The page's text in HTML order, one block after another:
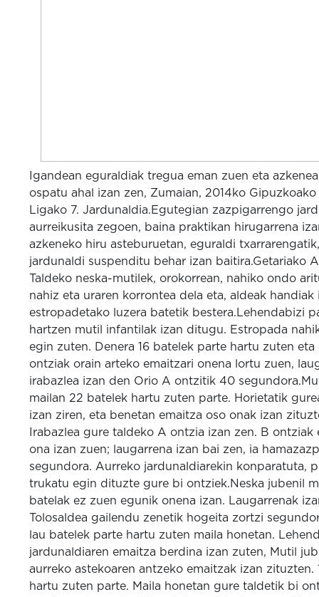
Igandean eguraldiak tregua eman zuen eta
ospatu ahal izan zen, Zumaian, 2014ko Gipuzkoako
Ligako 7. Jardunaldia.Egutegian zazpigarrengo
aurreikusita zegoen, baina praktikan hirugarrena
azkeneko hiru asteburuetan, eguraldi
jardunaldi suspenditu behar izan baitira.Getariako
Taldeko neska-mutilek, orokorrean, nahiko ondo
nahiz eta uraren korrontea dela eta, aldeak handiak
estropadetako luzera batetik bestera.Lehendabizi
hartzen mutil infantilak izan ditugu. Estropada
egin zuten. Denera 16 batelek parte hartu zuten eta
ontziak orain arteko emaitzari onena lortu zuen,
irabazlea izan den Orio A ontzitik 40
mailan 22 batelek hartu zuten parte. Horietatik
izan ziren, eta benetan emaitza oso onak izan
Irabazlea gure taldeko A ontzia izan zen. B ontziak
ona izan zuen; laugarrena izan bai zen, ia
segundora. Aurreko jardunaldiarekin konparatuta,
trukatu egin dituzte gure bi ontziek.Neska jubenil
batelak ez zuen egunik onena izan. Laugarrenak
Tolosaldea gailendu zenetik hogeita zortzi
lau batelek parte hartu zuten maila honetan.
jardunaldiaren emaitza berdina izan zuten, Mutil
aurreko astekoaren antzeko emaitzak izan zituzten.
hartu zuten parte. Maila honetan gure taldetik bi